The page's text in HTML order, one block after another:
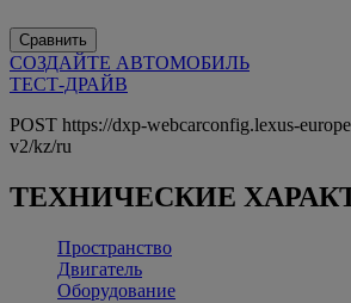
Сравнить
СОЗДАЙТЕ АВТОМОБИЛЬ
ТЕСТ-ДРАЙВ
POST https://dxp-webcarconfig.lexus-
v2/kz/ru
ТЕХНИЧЕСКИЕ
Пространство
Двигатель
Оборудование